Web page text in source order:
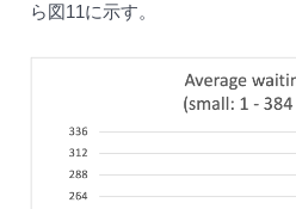
ら図11に示す。